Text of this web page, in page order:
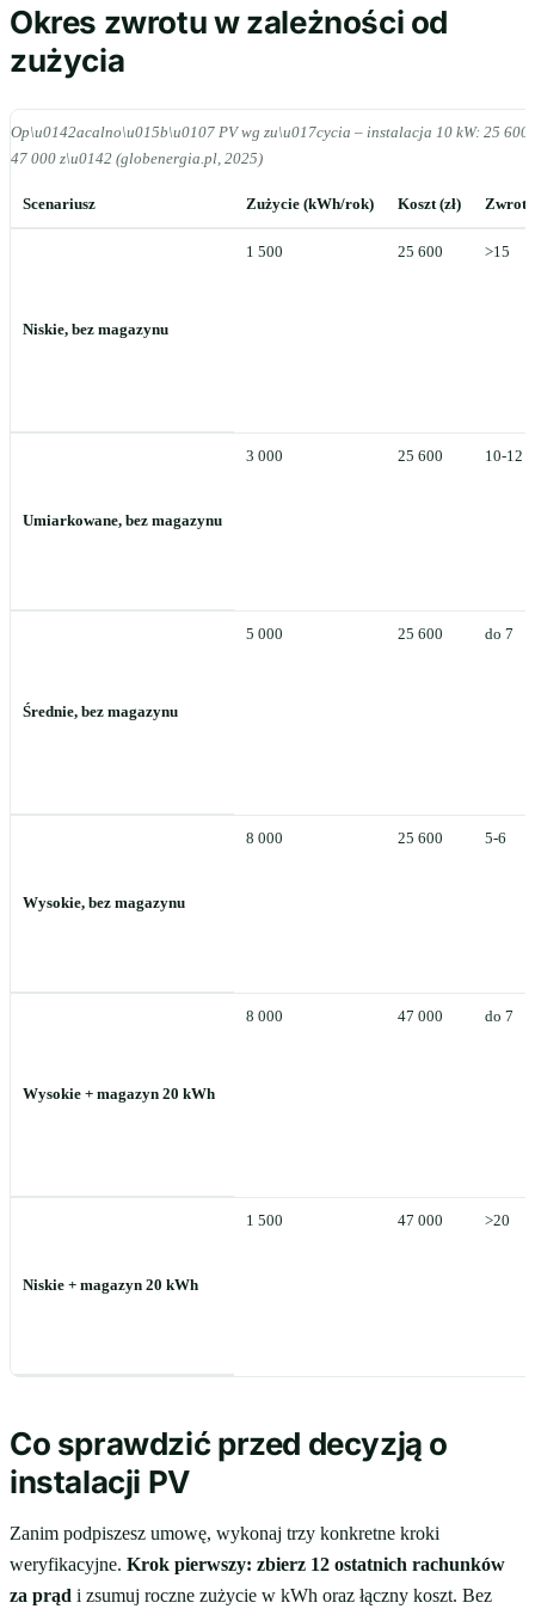
Okres zwrotu w zależności od
zużycia
Op\u0142acalno\u015b\u0107 PV wg zu\u017cycia – instalacja 10 kW: 25 600
47 000 z\u0142 (globenergia.pl, 2025)
Scenariusz Zużycie (kWh/rok) Koszt (zł) Zwrot
Niskie, bez magazynu
1 500 25 600 >15
Umiarkowane, bez magazynu
3 000 25 600 10-12
Średnie, bez magazynu
5 000 25 600 do 7
Wysokie, bez magazynu
8 000 25 600 5-6
Wysokie + magazyn 20 kWh
8 000 47 000 do 7
Niskie + magazyn 20 kWh
1 500 47 000 >20
Co sprawdzić przed decyzją o
instalacji PV
Zanim podpiszesz umowę, wykonaj trzy konkretne kroki
weryfikacyjne. Krok pierwszy: zbierz 12 ostatnich rachunków
za prąd i zsumuj roczne zużycie w kWh oraz łączny koszt. Bez